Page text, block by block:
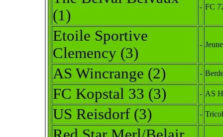
(1)
- FC
Etoile Sportive
Clemency (3)
-
AS Wincrange (2) -
FC Kopstal 33 (3) - AS
US Reisdorf (3) -